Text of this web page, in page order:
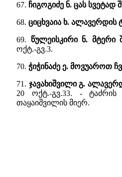
67. ჩიგოგიძე ნ. ცას
68. ციცხვაია ხ. ალავერდის
69. წულეისკირი ნ.
ოქტ.-გვ.3.
70. ჭიჭინაძე ე. მოვუაროთ
71. ჯავახიშვილი გ.
20 ოქტ.-გვ.33. - ტაძრის
თაყაიშვილის მიერ.